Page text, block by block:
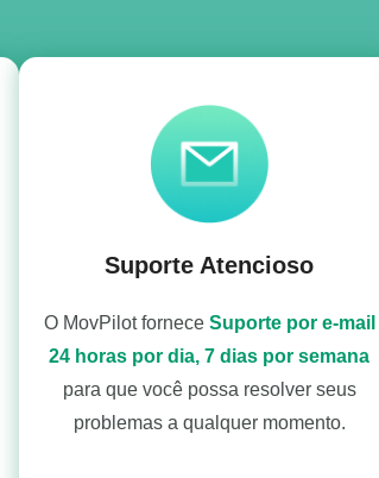
Suporte Atencioso
O MovPilot fornece Suporte por e-mail
24 horas por dia, 7 dias por semana
para que você possa resolver seus
problemas a qualquer momento.